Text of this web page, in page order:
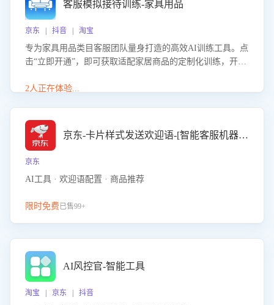
客服模拟接待训练-家具用品
京东 | 抖音 | 淘宝
专为家具用品类目客服团队量身打造的高效AI训练工具。点
击“立即开通”，即可获取适配家居商品的定制化训练，开启
能、尺寸参数咨询等高频场景下的专业应对能力。
2人正在体验...
京东-卡片样式发送欢迎语-[智能客服机器人]
京东
AI工具 · 欢迎语配置 · 商品推荐
限时免费已售99+
AI风控官-智能工具
淘宝 | 京东 | 抖音